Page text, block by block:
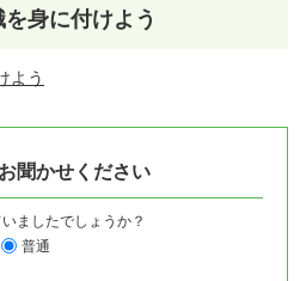
身に付けよう
よう
聞かせください
ましたでしょうか？
普通